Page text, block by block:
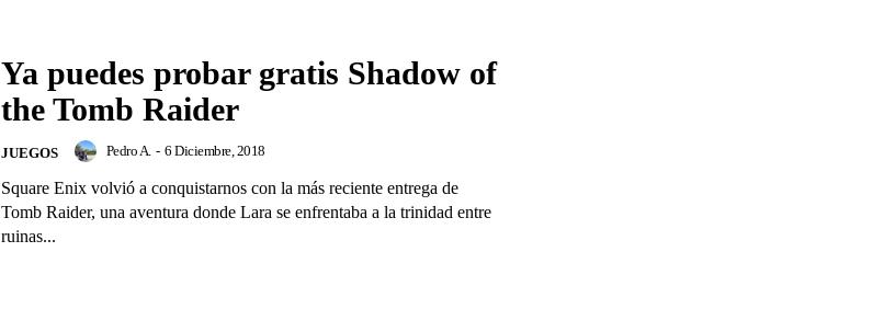
Ya puedes probar gratis Shadow of
the Tomb Raider
JUEGOS Pedro A. - 6 Diciembre, 2018
Square Enix volvió a conquistarnos con la más reciente entrega de
Tomb Raider, una aventura donde Lara se enfrentaba a la trinidad entre
ruinas...